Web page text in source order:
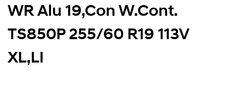
WR Alu 19,Con W.Cont.
TS850P 255/60 R19 113V
XL,LI